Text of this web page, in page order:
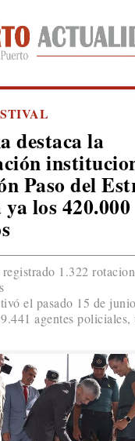
destaca la
Paso del
los 420.000
1.322
el pasado 15 de
agentes policiales,